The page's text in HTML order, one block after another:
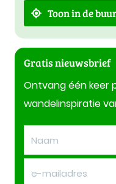
Toon in de
Gratis nieuwsbrief
Ontvang één keer
wandelinspiratie